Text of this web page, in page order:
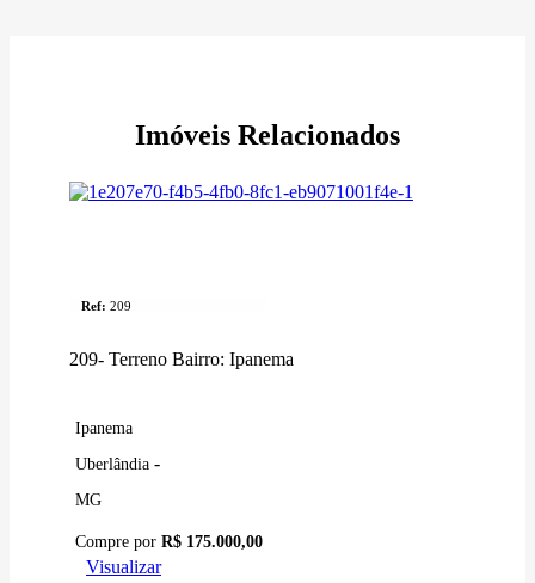
Imóveis Relacionados
Ref: 209
209- Terreno Bairro: Ipanema
Ipanema
Uberlândia -
MG
Compre por R$ 175.000,00
Visualizar